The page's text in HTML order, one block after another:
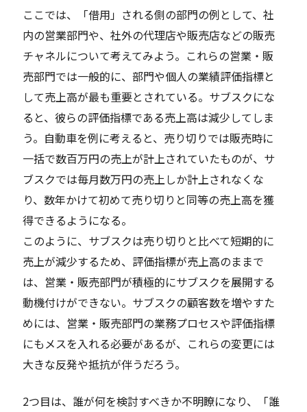
ここでは、「借用」される側の部門の例として、社
内の営業部門や、社外の代理店や販売店などの販売
チャネルについて考えてみよう。これらの営業・販
売部門では一般的に、部門や個人の業績評価指標と
して売上高が最も重要とされている。サブスクにな
ると、彼らの評価指標である売上高は減少してしま
う。自動車を例に考えると、売り切りでは販売時に
一括で数百万円の売上が計上されていたものが、サ
ブスクでは毎月数万円の売上しか計上されなくな
り、数年かけて初めて売り切りと同等の売上高を獲
得できるようになる。
このように、サブスクは売り切りと比べて短期的に
売上が減少するため、評価指標が売上高のままで
は、営業・販売部門が積極的にサブスクを展開する
動機付けができない。サブスクの顧客数を増やすた
めには、営業・販売部門の業務プロセスや評価指標
にもメスを入れる必要があるが、これらの変更には
大きな反発や抵抗が伴うだろう。
2つ目は、誰が何を検討すべきか不明瞭になり、「誰